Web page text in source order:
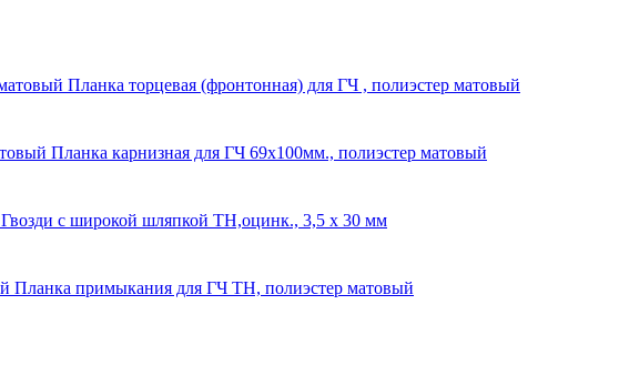
Планка торцевая (фронтонная) для ГЧ , полиэстер матовый
Планка карнизная для ГЧ 69х100мм., полиэстер матовый
Гвозди с широкой шляпкой ТН,оцинк., 3,5 х 30 мм
Планка примыкания для ГЧ ТН, полиэстер матовый